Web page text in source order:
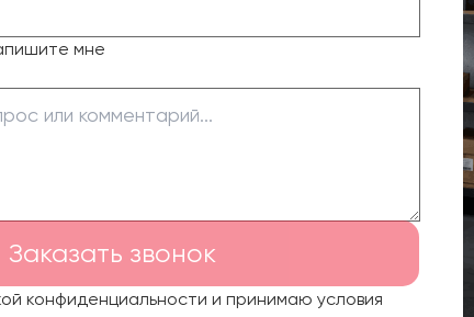
мне
Заказать звонок
конфиденциальности и принимаю условия